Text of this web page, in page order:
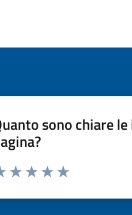
sono chiare
da 1 a 5 stelle la pagina